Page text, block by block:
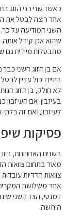
כאשר שני בני הזוג
אחד רוצה לבטל את
השני המודיעה על כך.
שהוא אכן קיבל
מתבטלות מיידית
אם בן הזוג השני
בחיים יכול עדיין
לא חולק, בן הזוג
בעיזבון. אם
לעיזבון, ואם זה
פסיקות
בשנים האחרונות,
מאוד בתחום צוואות
צוואות הדדיות
אחד משלושת
דמנטי, הצד השני
הירושה.